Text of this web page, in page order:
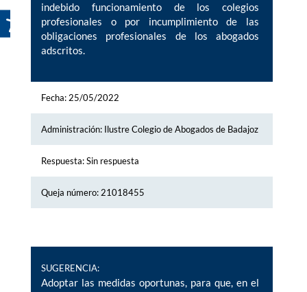
indebido funcionamiento de los colegios
profesionales o por incumplimiento de las
obligaciones profesionales de los abogados
adscritos.
Fecha: 25/05/2022
Administración: Ilustre Colegio de Abogados de Badajoz
Respuesta: Sin respuesta
Queja número: 21018455
SUGERENCIA:
Adoptar las medidas oportunas, para que, en el